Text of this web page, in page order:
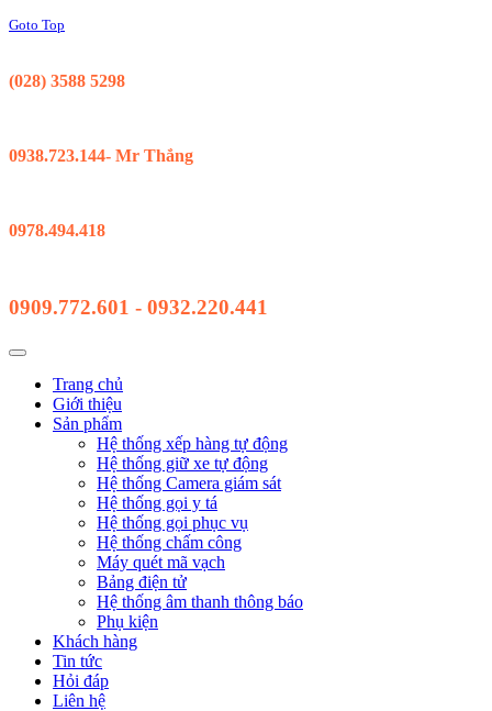
Goto Top
(028) 3588 5298
0938.723.144- Mr Thắng
0978.494.418
0909.772.601 - 0932.220.441
Trang chủ
Giới thiệu
Sản phẩm
Hệ thống xếp hàng tự động
Hệ thống giữ xe tự động
Hệ thống Camera giám sát
Hệ thống gọi y tá
Hệ thống gọi phục vụ
Hệ thống chấm công
Máy quét mã vạch
Bảng điện tử
Hệ thống âm thanh thông báo
Phụ kiện
Khách hàng
Tin tức
Hỏi đáp
Liên hệ